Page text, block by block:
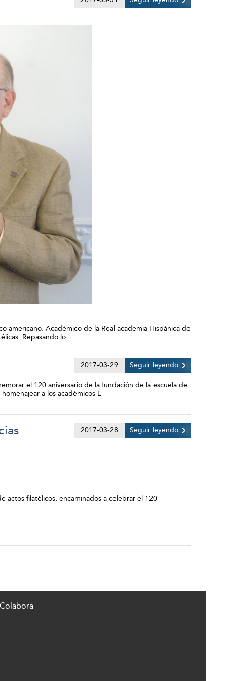
americano. Académico de la Real academia Hispánica de
Repasando lo...
el 120 aniversario de la fundación de la escuela de
a los académicos L
2017-03-29 Seguir leyendo
actos filatélicos, encaminados a celebrar el 120
2017-03-28 Seguir leyendo
Colabora